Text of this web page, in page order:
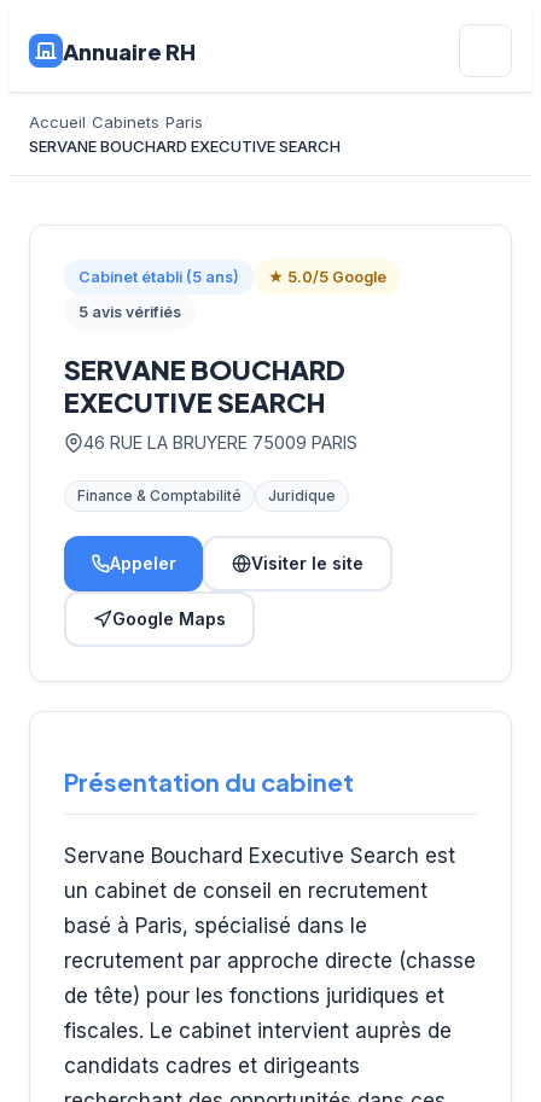
Annuaire RH
Accueil Cabinets Paris
SERVANE BOUCHARD EXECUTIVE SEARCH
Cabinet établi (5 ans)
★ 5.0/5 Google
5 avis vérifiés
SERVANE BOUCHARD
EXECUTIVE SEARCH
46 RUE LA BRUYERE 75009 PARIS
Finance & Comptabilité Juridique
Appeler Visiter le site
Google Maps
Présentation du cabinet
Servane Bouchard Executive Search est
un cabinet de conseil en recrutement
basé à Paris, spécialisé dans le
recrutement par approche directe (chasse
de tête) pour les fonctions juridiques et
fiscales. Le cabinet intervient auprès de
candidats cadres et dirigeants